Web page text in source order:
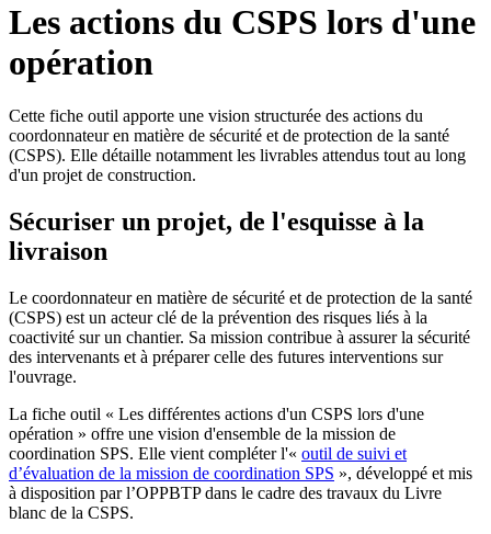
Les actions du CSPS lors d'une
opération
Cette fiche outil apporte une vision structurée des actions du
coordonnateur en matière de sécurité et de protection de la santé
(CSPS). Elle détaille notamment les livrables attendus tout au long
d'un projet de construction.
Sécuriser un projet, de l'esquisse à la
livraison
Le coordonnateur en matière de sécurité et de protection de la santé
(CSPS) est un acteur clé de la prévention des risques liés à la
coactivité sur un chantier. Sa mission contribue à assurer la sécurité
des intervenants et à préparer celle des futures interventions sur
l'ouvrage.
La fiche outil « Les différentes actions d'un CSPS lors d'une
opération » offre une vision d'ensemble de la mission de
coordination SPS. Elle vient compléter l'« outil de suivi et
d’évaluation de la mission de coordination SPS », développé et mis
à disposition par l’OPPBTP dans le cadre des travaux du Livre
blanc de la CSPS.